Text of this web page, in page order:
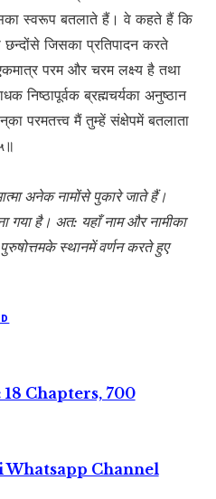
स्वरूप बतलाते हैं। वे कहते हैं कि
जिसका प्रतिपादन करते
परम और चरम लक्ष्य है तथा
निष्ठापूर्वक ब्रह्मचर्यका अनुष्ठान
परमतत्त्व मैं तुम्हें संक्षेपमें बतलाता
अनेक नामोंसे पुकारे जाते हैं।
गया है। अत: यहाँ नाम और नामीका
स्थानमें वर्णन करते हुए
Chapters, 700
Whatsapp Channel